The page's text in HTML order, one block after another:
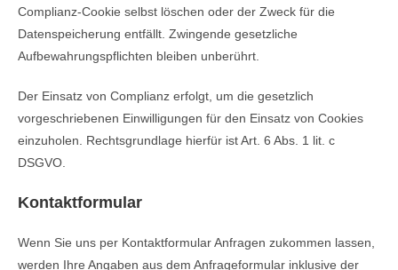
Complianz-Cookie selbst löschen oder der Zweck für die
Datenspeicherung entfällt. Zwingende gesetzliche
Aufbewahrungspflichten bleiben unberührt.
Der Einsatz von Complianz erfolgt, um die gesetzlich
vorgeschriebenen Einwilligungen für den Einsatz von Cookies
einzuholen. Rechtsgrundlage hierfür ist Art. 6 Abs. 1 lit. c
DSGVO.
Kontaktformular
Wenn Sie uns per Kontaktformular Anfragen zukommen lassen,
werden Ihre Angaben aus dem Anfrageformular inklusive der